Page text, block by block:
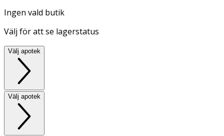
Ingen vald butik
Välj för att se lagerstatus
Välj apotek
Välj apotek